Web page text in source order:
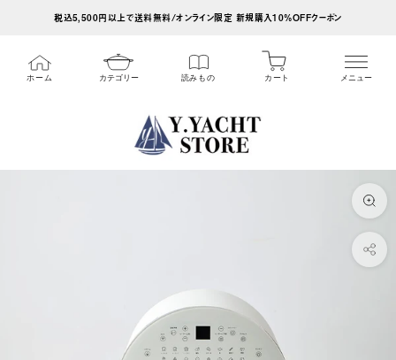
税込5,500円以上で送料無料/オンライン限定 新規購入10%OFFクーポン
ホーム カテゴリー 読みもの カート メニュー